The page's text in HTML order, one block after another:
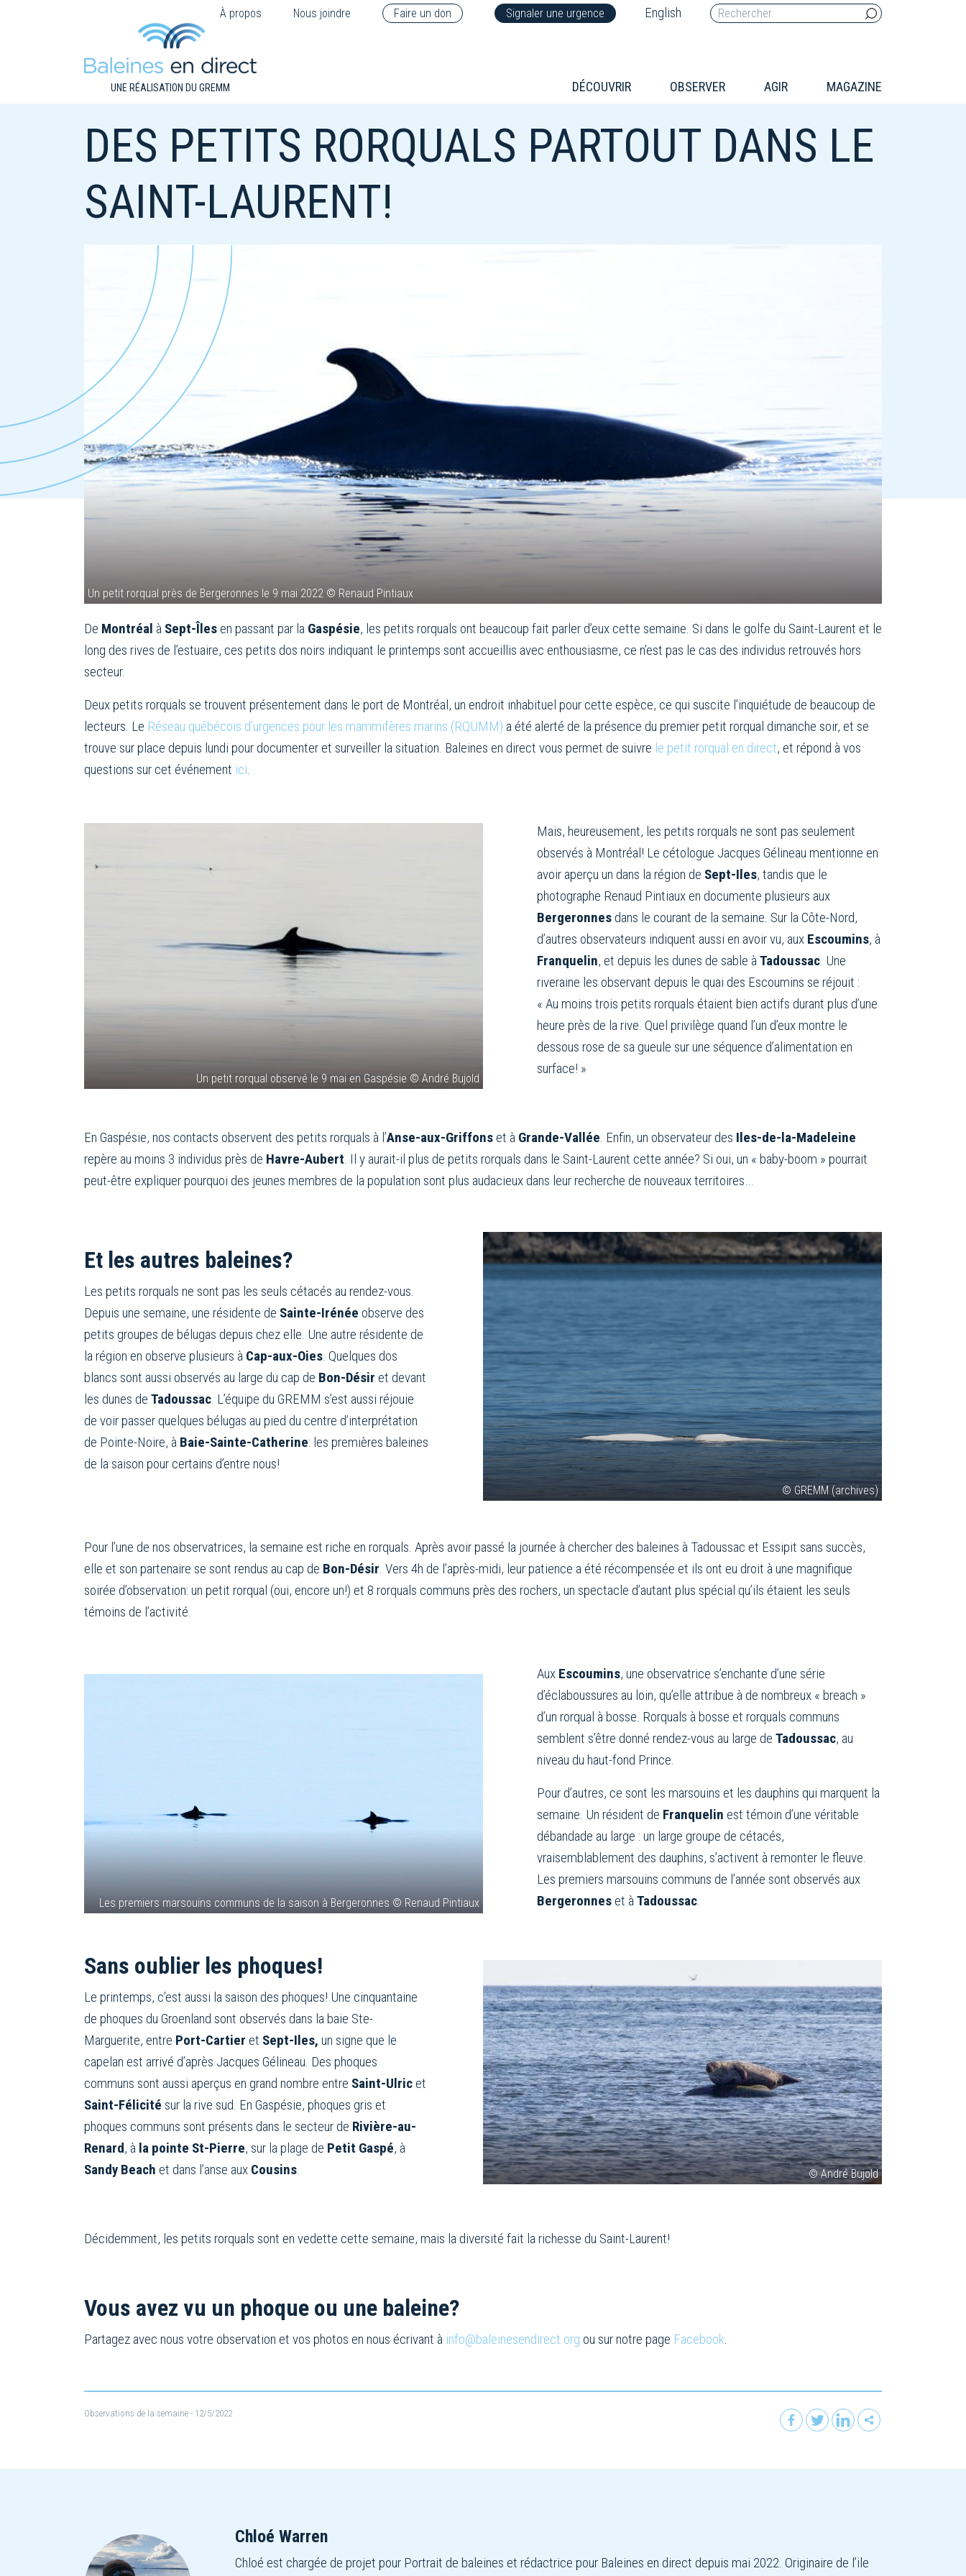
À propos Nous joindre Faire un don Signaler une urgence English
UNE RÉALISATION DU GREMM DÉCOUVRIR OBSERVER AGIR MAGAZINE
DES PETITS RORQUALS PARTOUT DANS LE
SAINT-LAURENT!
Un petit rorqual près de Bergeronnes le 9 mai 2022 © Renaud Pintiaux
De Montréal à Sept-Îles en passant par la Gaspésie, les petits rorquals ont beaucoup fait parler d’eux cette semaine. Si dans le golfe du Saint-Laurent et le
long des rives de l’estuaire, ces petits dos noirs indiquant le printemps sont accueillis avec enthousiasme, ce n’est pas le cas des individus retrouvés hors
secteur.
Deux petits rorquals se trouvent présentement dans le port de Montréal, un endroit inhabituel pour cette espèce, ce qui suscite l’inquiétude de beaucoup de
lecteurs. Le Réseau québécois d’urgences pour les mammifères marins (RQUMM) a été alerté de la présence du premier petit rorqual dimanche soir, et se
trouve sur place depuis lundi pour documenter et surveiller la situation. Baleines en direct vous permet de suivre le petit rorqual en direct, et répond à vos
questions sur cet événement ici.
Mais, heureusement, les petits rorquals ne sont pas seulement
observés à Montréal! Le cétologue Jacques Gélineau mentionne en
avoir aperçu un dans la région de Sept-Iles, tandis que le
photographe Renaud Pintiaux en documente plusieurs aux
Bergeronnes dans le courant de la semaine. Sur la Côte-Nord,
d’autres observateurs indiquent aussi en avoir vu, aux Escoumins, à
Franquelin, et depuis les dunes de sable à Tadoussac. Une
riveraine les observant depuis le quai des Escoumins se réjouit :
« Au moins trois petits rorquals étaient bien actifs durant plus d’une
heure près de la rive. Quel privilège quand l’un d’eux montre le
dessous rose de sa gueule sur une séquence d’alimentation en
surface! »
Un petit rorqual observé le 9 mai en Gaspésie © André Bujold
En Gaspésie, nos contacts observent des petits rorquals à l’Anse-aux-Griffons et à Grande-Vallée. Enfin, un observateur des Iles-de-la-Madeleine
repère au moins 3 individus près de Havre-Aubert. Il y aurait-il plus de petits rorquals dans le Saint-Laurent cette année? Si oui, un « baby-boom » pourrait
peut-être expliquer pourquoi des jeunes membres de la population sont plus audacieux dans leur recherche de nouveaux territoires…
Et les autres baleines?
Les petits rorquals ne sont pas les seuls cétacés au rendez-vous.
Depuis une semaine, une résidente de Sainte-Irénée observe des
petits groupes de bélugas depuis chez elle. Une autre résidente de
la région en observe plusieurs à Cap-aux-Oies. Quelques dos
blancs sont aussi observés au large du cap de Bon-Désir et devant
les dunes de Tadoussac. L’équipe du GREMM s’est aussi réjouie
de voir passer quelques bélugas au pied du centre d’interprétation
de Pointe-Noire, à Baie-Sainte-Catherine: les premières baleines
de la saison pour certains d’entre nous!
© GREMM (archives)
Pour l’une de nos observatrices, la semaine est riche en rorquals. Après avoir passé la journée à chercher des baleines à Tadoussac et Essipit sans succès,
elle et son partenaire se sont rendus au cap de Bon-Désir. Vers 4h de l’après-midi, leur patience a été récompensée et ils ont eu droit à une magnifique
soirée d’observation: un petit rorqual (oui, encore un!) et 8 rorquals communs près des rochers, un spectacle d’autant plus spécial qu’ils étaient les seuls
témoins de l’activité.
Aux Escoumins, une observatrice s’enchante d’une série
d’éclaboussures au loin, qu’elle attribue à de nombreux « breach »
d’un rorqual à bosse. Rorquals à bosse et rorquals communs
semblent s’être donné rendez-vous au large de Tadoussac, au
niveau du haut-fond Prince.
Pour d’autres, ce sont les marsouins et les dauphins qui marquent la
semaine. Un résident de Franquelin est témoin d’une véritable
débandade au large : un large groupe de cétacés,
vraisemblablement des dauphins, s’activent à remonter le fleuve.
Les premiers marsouins communs de l’année sont observés aux
Bergeronnes et à Tadoussac.
Les premiers marsouins communs de la saison à Bergeronnes © Renaud Pintiaux
Sans oublier les phoques!
Le printemps, c’est aussi la saison des phoques! Une cinquantaine
de phoques du Groenland sont observés dans la baie Ste-
Marguerite, entre Port-Cartier et Sept-Iles, un signe que le
capelan est arrivé d’après Jacques Gélineau. Des phoques
communs sont aussi aperçus en grand nombre entre Saint-Ulric et
Saint-Félicité sur la rive sud. En Gaspésie, phoques gris et
phoques communs sont présents dans le secteur de Rivière-au-
Renard, à la pointe St-Pierre, sur la plage de Petit Gaspé, à
Sandy Beach et dans l’anse aux Cousins. © André Bujold
Décidemment, les petits rorquals sont en vedette cette semaine, mais la diversité fait la richesse du Saint-Laurent!
Vous avez vu un phoque ou une baleine?
Partagez avec nous votre observation et vos photos en nous écrivant à info@baleinesendirect.org ou sur notre page Facebook.
Observations de la semaine - 12/5/2022
Chloé Warren
Chloé est chargée de projet pour Portrait de baleines et rédactrice pour Baleines en direct depuis mai 2022. Originaire de l’ile